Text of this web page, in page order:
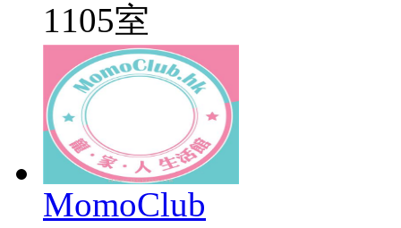
1105室
MomoClub